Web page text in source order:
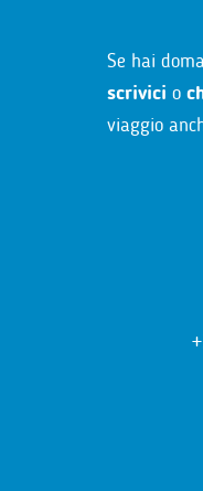
Se hai
scrivici o
viaggio